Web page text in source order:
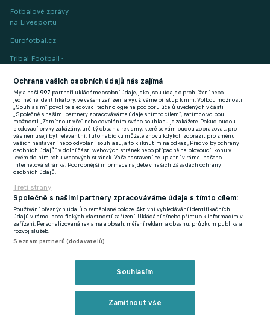
Fotbalové zprávy
na Livesportu
Eurofotbal.cz
Tribal Football -
(EN)
FlashFutbal (SK)
Tenisportal.cz
Tenisové zprávy
na Livesportu
Podmínky užití
Zásady ochrany osobních údajů
GDPR a žurnalistika
Ochrana vašich osobních údajů nás zajímá
My a naši997 partneři ukládáme osobní údaje, jako jsou údaje o prohlížení nebo
jedinečné identifikátory, ve vašem zařízení a využíváme přístup k nim. Volbou možnosti
„Souhlasím“ povolíte sledovací technologie na podporu účelů uvedených v části
„Společně s našimi partnery zpracováváme údaje s tímto cílem“, zatímco volbou
možnosti „Zamítnout vše“ nebo odvoláním svého souhlasu je zakážete. Pokud budou
sledovací prvky zakázány, určitý obsah a reklamy, které se vám budou zobrazovat, pro
vás nemusejí být relevantní. Tuto nabídku můžete znovu kdykoli zobrazit pro změnu
vašich nastavení nebo odvolání souhlasu, a to kliknutím na odkaz „Předvolby ochrany
osobních údajů“ v dolní části webových stránek nebo případně na plovoucí ikonu v
levém dolním rohu webových stránek. Vaše nastavení se uplatní v rámci našeho
Internetová stránka. Podrobnější informace najdete v našich Zásadách ochrany
osobních údajů.
Třetí strany
Společně s našimi partnery zpracováváme údaje s tímto cílem:
Používání přesných údajů o zeměpisné poloze. Aktivní vyhledávání identifikačních
údajů v rámci specifických vlastností zařízení. Ukládání a/nebo přístup k informacím v
zařízení. Personalizovaná reklama a obsah, měření reklam a obsahu, průzkum publika a
rozvoj služeb.
Seznam partnerů (dodavatelů)
Souhlasím
Zamítnout vše